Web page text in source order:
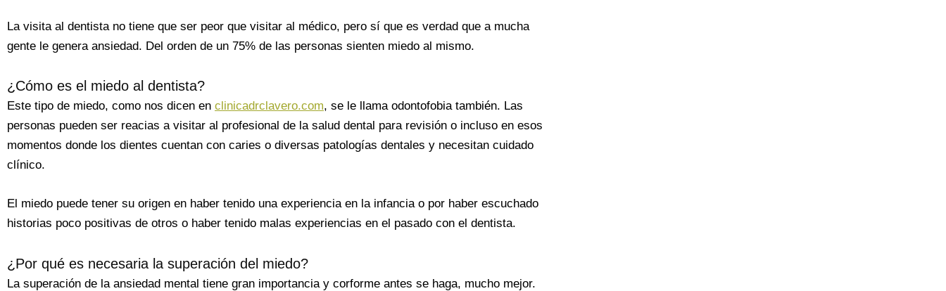
La visita al dentista no tiene que ser peor que visitar al médico, pero sí que es verdad que a mucha
gente le genera ansiedad. Del orden de un 75% de las personas sienten miedo al mismo.
¿Cómo es el miedo al dentista?
Este tipo de miedo, como nos dicen en clinicadrclavero.com, se le llama odontofobia también. Las
personas pueden ser reacias a visitar al profesional de la salud dental para revisión o incluso en esos
momentos donde los dientes cuentan con caries o diversas patologías dentales y necesitan cuidado
clínico.
El miedo puede tener su origen en haber tenido una experiencia en la infancia o por haber escuchado
historias poco positivas de otros o haber tenido malas experiencias en el pasado con el dentista.
¿Por qué es necesaria la superación del miedo?
La superación de la ansiedad mental tiene gran importancia y corforme antes se haga, mucho mejor.